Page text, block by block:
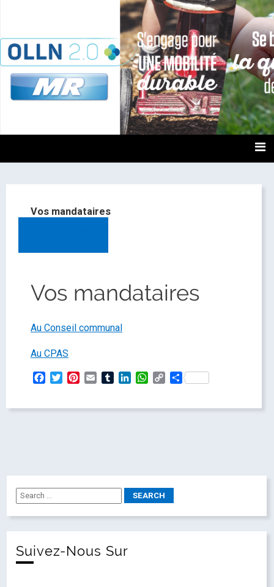
OLLN2.0
Vos mandataires
Vos mandataires
Au Conseil communal
Au CPAS
Facebook
TwitterPinterest
Email TumblrLinkedInWhatsApp
CopyPartager
Suivez-Nous Sur